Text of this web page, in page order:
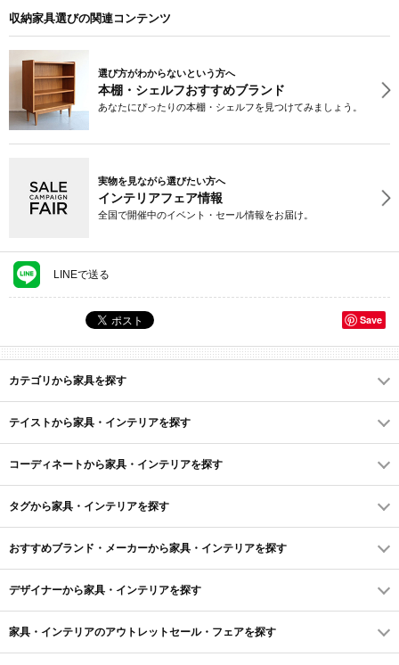
収納家具選びの関連コンテンツ
選び方がわからないという方へ
本棚・シェルフおすすめブランド
あなたにぴったりの本棚・シェルフを見つけてみましょう。
実物を見ながら選びたい方へ
インテリアフェア情報
全国で開催中のイベント・セール情報をお届け。
LINEで送る
Save
カテゴリから家具を探す
テイストから家具・インテリアを探す
コーディネートから家具・インテリアを探す
タグから家具・インテリアを探す
おすすめブランド・メーカーから家具・インテリアを探す
デザイナーから家具・インテリアを探す
家具・インテリアのアウトレットセール・フェアを探す